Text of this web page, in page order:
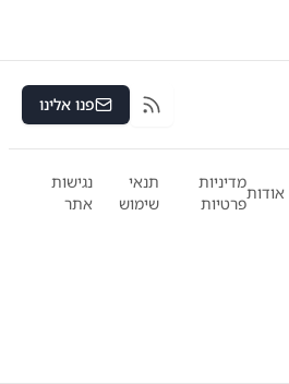
RSS פנו אלינו
אודות
מדיניות
פרטיות
תנאי
שימוש
נגישות
אתר